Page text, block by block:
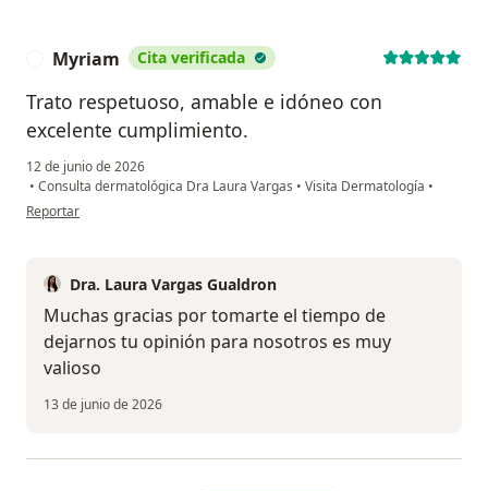
Myriam Cita verificada
Trato respetuoso, amable e idóneo con
excelente cumplimiento.
12 de junio de 2026
• Consulta dermatológica Dra Laura Vargas • Visita Dermatología •
en opinión del usuario Myriam
Reportar
Dra. Laura Vargas Gualdron
Muchas gracias por tomarte el tiempo de
dejarnos tu opinión para nosotros es muy
valioso
13 de junio de 2026